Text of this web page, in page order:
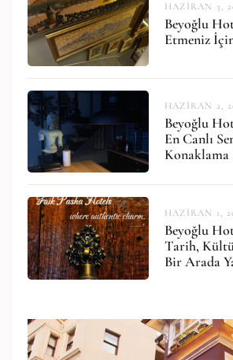
HAZIRAN 3,
Beyoğlu
Etmeniz
HAZIRAN 2,
Beyoğlu
En Canlı
Konaklama
HAZIRAN 1,
Beyoğlu
Tarih,
Bir Arada